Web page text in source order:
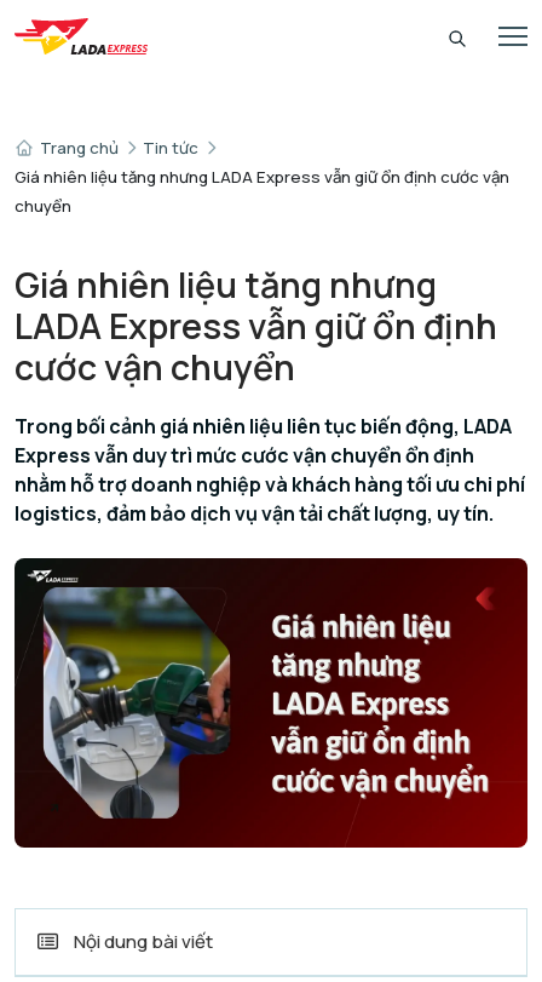
Trang chủ
Tin tức
Giá nhiên liệu tăng nhưng LADA Express vẫn giữ ổn định cước vận
chuyển
Giá nhiên liệu tăng nhưng
LADA Express vẫn giữ ổn định
cước vận chuyển
Trong bối cảnh giá nhiên liệu liên tục biến động, LADA
Express vẫn duy trì mức cước vận chuyển ổn định
nhằm hỗ trợ doanh nghiệp và khách hàng tối ưu chi phí
logistics, đảm bảo dịch vụ vận tải chất lượng, uy tín.
Nội dung bài viết